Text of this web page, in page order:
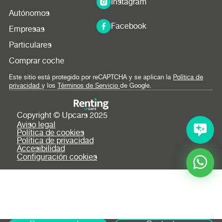
Autónomos
Empresas
Particulares
Comprar coche
Facebook
Este sitio está protegido por reCAPTCHA y se aplican la Política de
privacidad y los Términos de Servicio de Google.
Copyright © Upcars 2025
Aviso legal
Política de cookies
Política de privacidad
Accesibilidad
Configuración cookies